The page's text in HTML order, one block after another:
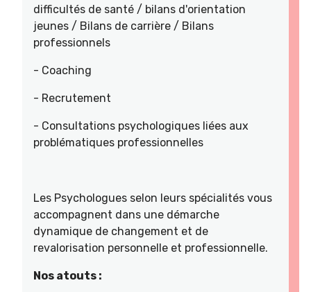
difficultés de santé / bilans d'orientation
jeunes / Bilans de carrière / Bilans
professionnels
- Coaching
- Recrutement
- Consultations psychologiques liées aux
problématiques professionnelles
Les Psychologues selon leurs spécialités vous
accompagnent dans une démarche
dynamique de changement et de
revalorisation personnelle et professionnelle.
Nos atouts :